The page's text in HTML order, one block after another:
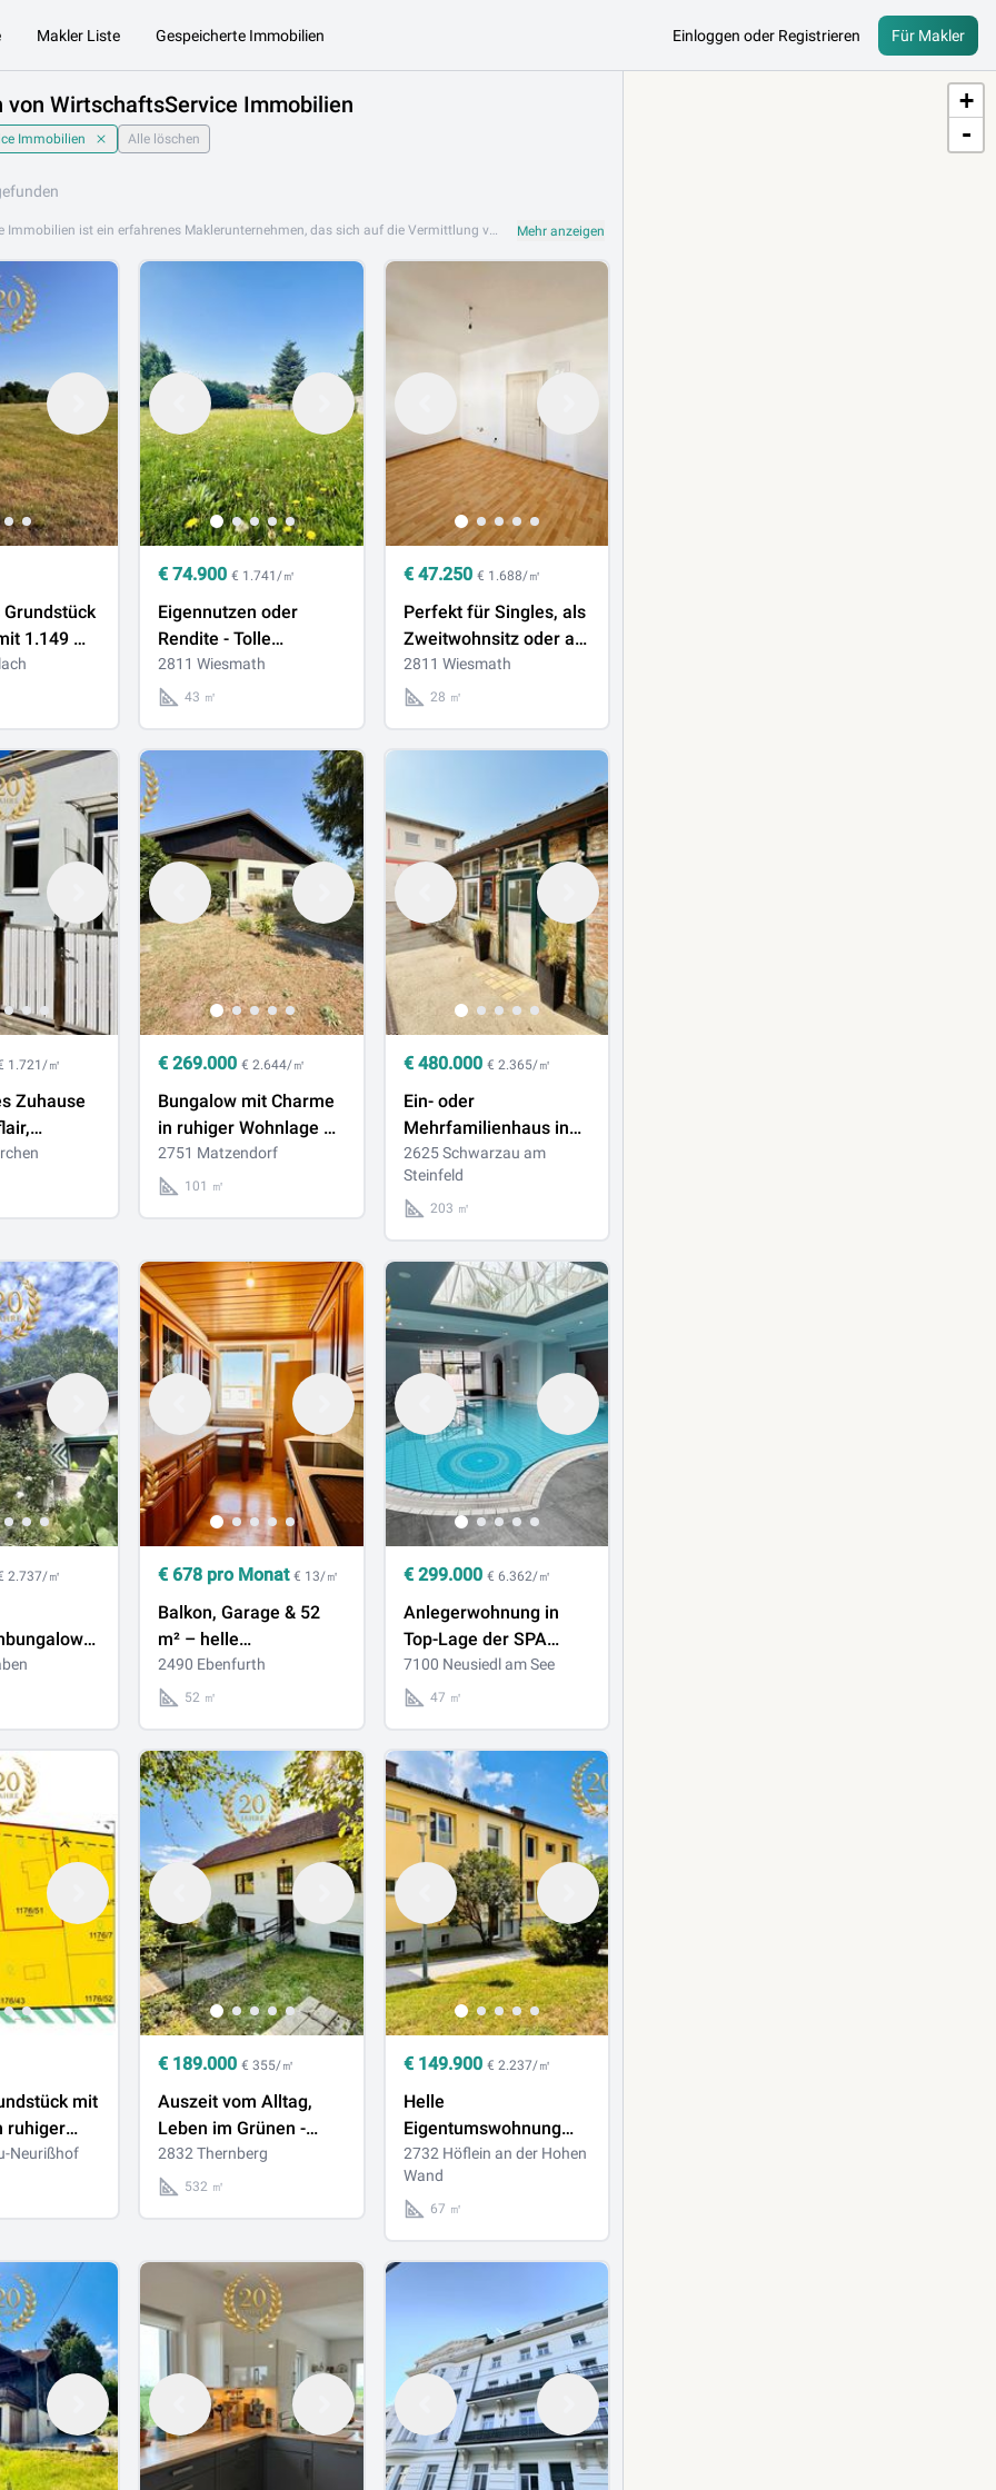
Makler Liste Gespeicherte Immobilien Einloggen oder Registrieren Für Makler
von WirtschaftsService Immobilien
Immobilien Alle löschen
WirtschaftsService Immobilien ist ein erfahrenes Maklerunternehmen, das sich auf die Vermittlung von Wohn- und Gewerbeimmobilien in Niederösterreich spezialisiert hat. Mit tiefem Regionalbezug und professioneller Beratung unterstützt WirtschaftsService Immobilien Käufer, Verkäufer und Mieter gleichermaßen. Das Portfolio umfasst Eigentumswohnungen, Mietwohnungen, Einfamilienhäuser, Reihenhäuser sowie Gewerbe- und Anlageobjekte. WirtschaftsService Immobilien bietet ein umfassendes Dienstleistungsangebot rund um Kauf, Verkauf und Vermietung. WirtschaftsService Immobilien ist an folgendem Standort aktiv: 2620 Neunkirchen. Browsen Sie jetzt die Immobilienangebote von WirtschaftsService Immobilien auf Lib.at und finden Sie Ihr passendes Objekt. Mehr anzeigen
1.149 m²
Erlach
€74.900 € 1.741/㎡
Eigennutzen oder
Rendite - Tolle
Erdgeschosswohnung
mit 43 m² und
(Top 1) in Wiesmath
2811 Wiesmath
43 ㎡
€ 47.250 € 1.688/㎡
Perfekt für Singles, als
Zweitwohnsitz oder als
Anlegerwohnung -
Wohnung mit 28 m²
2811 Wiesmath
28 ㎡
1.721/㎡
Zuhause
und
in
€269.000 € 2.644/㎡
Bungalow mit Charme
in ruhiger Wohnlage –
Ihr neues Zuhause in
Matzendorf
2751 Matzendorf
101 ㎡
€ 480.000 € 2.365/㎡
Ein- oder
Mehrfamilienhaus in
bester Lage
2625 Schwarzau am
Steinfeld
203 ㎡
2.737/㎡
zum
€ 678 pro Monat€ 13/㎡
Balkon, Garage & 52
m² – helle
Mietwohnung in
Ebenfurth
2490 Ebenfurth
52 ㎡
€ 299.000 € 6.362/㎡
Anlegerwohnung in
Top-Lage der SPA
Residenz in Neusiedl
am See
7100 Neusiedl am See
47 ㎡
mit
ruhiger
des
Neurißhof
€ 189.000 € 355/㎡
Auszeit vom Alltag,
Leben im Grünen -
Liegenschaft zum Kauf
in Thernberg
2832 Thernberg
532 ㎡
€ 149.900 € 2.237/㎡
Helle
Eigentumswohnung
mit Balkon &
Schneebergblick |
Garage für 2
Fahrzeuge
2732 Höflein an der Hohen
Wand
67 ㎡
+
-